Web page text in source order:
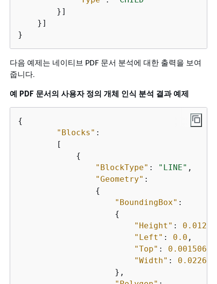
        }]
    }]
}
다음 예제는 네이티브 PDF 문서 분석에 대한 출력을 보여
줍니다.
예 PDF 문서의 사용자 정의 개체 인식 분석 결과 예제
{
"Blocks" :
        [
{
"BlockType" : "LINE" ,
"Geometry" :
{
"BoundingBox" :
{
"Height" :
"Left" : 0.0 ,
"Top" :
"Width" :
                    },